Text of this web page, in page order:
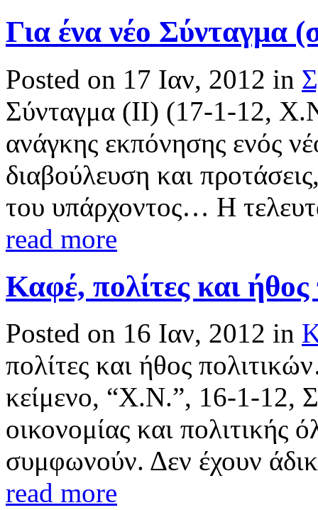
Για ένα νέο Σύνταγμα
Posted on 17 Ιαν, 2012 in
Σύνταγμα (ΙΙ) (17-1-12,
ανάγκης εκπόνησης ενός
διαβούλευση και
του υπάρχοντος… Η
read more
Καφέ, πολίτες και
Posted on 16 Ιαν, 2012 in
πολίτες και ήθος
κείμενο, “Χ.Ν.”, 16-1-
οικονομίας και πολιτικής
συμφωνούν. Δεν έχουν
read more